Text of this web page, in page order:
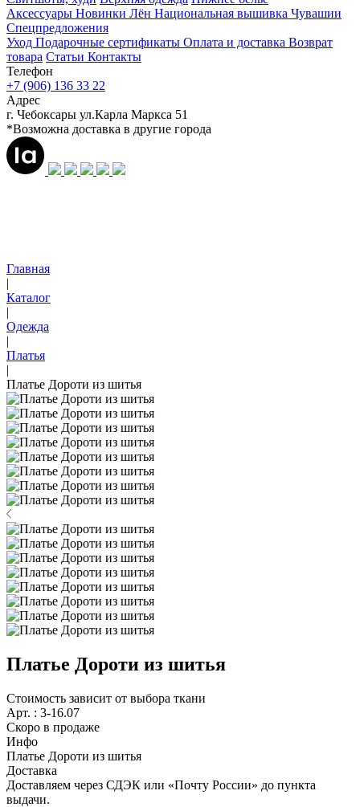
Аксессуары Новинки Лён Национальная вышивка Чувашии
Спецпредложения
Уход Подарочные сертификаты Оплата и доставка Возврат
товара Статьи Контакты
Телефон
+7 (906) 136 33 22
Адрес
г. Чебоксары ул.Карла Маркса 51
*Возможна доставка в другие города
Главная
|
Каталог
|
Одежда
|
Платья
|
Платье Дороти из шитья
Платье Дороти из шитья
Стоимость зависит от выбора ткани
Арт. : 3-16.07
Скоро в продаже
Инфо
Платье Дороти из шитья
Доставка
Доставляем через СДЭК или «Почту России» до пункта
выдачи.